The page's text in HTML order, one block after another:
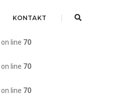
KONTAKT
on line 70
on line 70
on line 70